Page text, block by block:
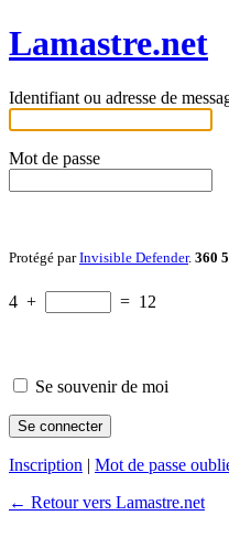
Lamastre.net
Identifiant ou adresse de
Mot de passe
Protégé parInvisible Defender. 360
4 + = 12
Se souvenir de moi
Inscription | Mot de passe
← Retour vers Lamastre.net